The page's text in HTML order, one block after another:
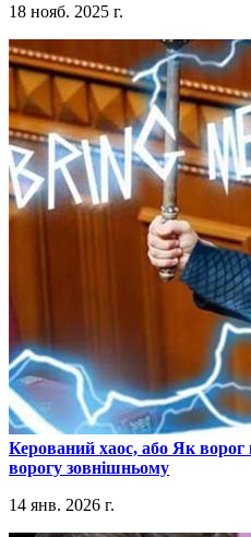
18 нояб. 2025 г.
​Керований хаос, або Як ворог
ворогу зовнішньому
14 янв. 2026 г.